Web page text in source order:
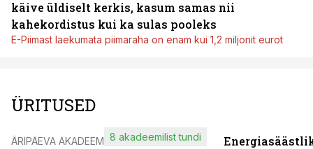
käive üldiselt kerkis, kasum samas nii
kahekordistus kui ka sulas pooleks
E-Piimast laekumata piimaraha on enam kui 1,2 miljonit eurot
ÜRITUSED
ÄRIPÄEVA AKADEEMIA8 akadeemilist tundi